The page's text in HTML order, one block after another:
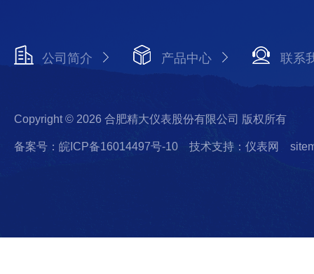
公司简介 产品中心 联系
Copyright © 2026 合肥精大仪表股份有限公司 版权所有
备案号：皖ICP备16014497号-10 技术支持：仪表网